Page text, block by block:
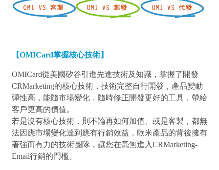
【OMICard掌握核心技術】
OMICard從美國矽谷引進先進技術及知識，掌握了開發
CRMarketing的核心技術，技術完整自行開發，產品變動
彈性高，能隨市場變化，隨時修正開發更好的工具，帶給
客戶更高的價值。
若是沒有核心技術，則不論再如何加值、或是客製，都無
法因應市場變化達到應有行銷效益，歐米產品的背後擁有
著強而有力的技術團隊，讓您在毫無進入CRMarketing-
Email行銷的門檻。